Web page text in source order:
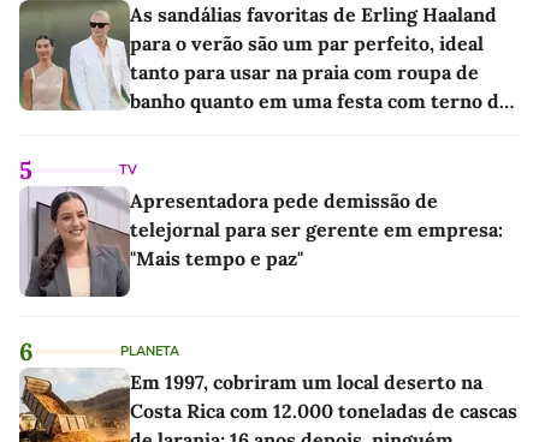
As sandálias favoritas de Erling Haaland
para o verão são um par perfeito, ideal
tanto para usar na praia com roupa de
banho quanto em uma festa com terno de
5 TV
Apresentadora pede demissão de
telejornal para ser gerente em empresa:
"Mais tempo e paz"
6 PLANETA
Em 1997, cobriram um local deserto na
Costa Rica com 12.000 toneladas de cascas